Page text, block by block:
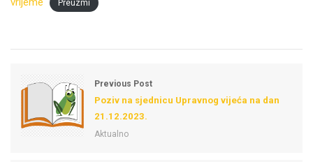
Preuzmi
Previous Post
Poziv na sjednicu Upravnog vijeća na dan
21.12.2023.
Aktualno